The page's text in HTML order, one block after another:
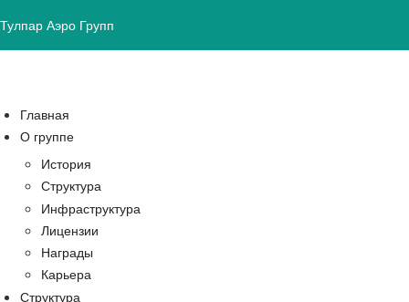
Тулпар Аэро Групп
Главная
О группе
История
Структура
Инфраструктура
Лицензии
Награды
Карьера
Структура